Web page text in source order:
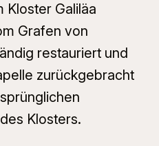
Kloster Galiläa
Grafen von
restauriert und
zurückgebracht
Klosters.